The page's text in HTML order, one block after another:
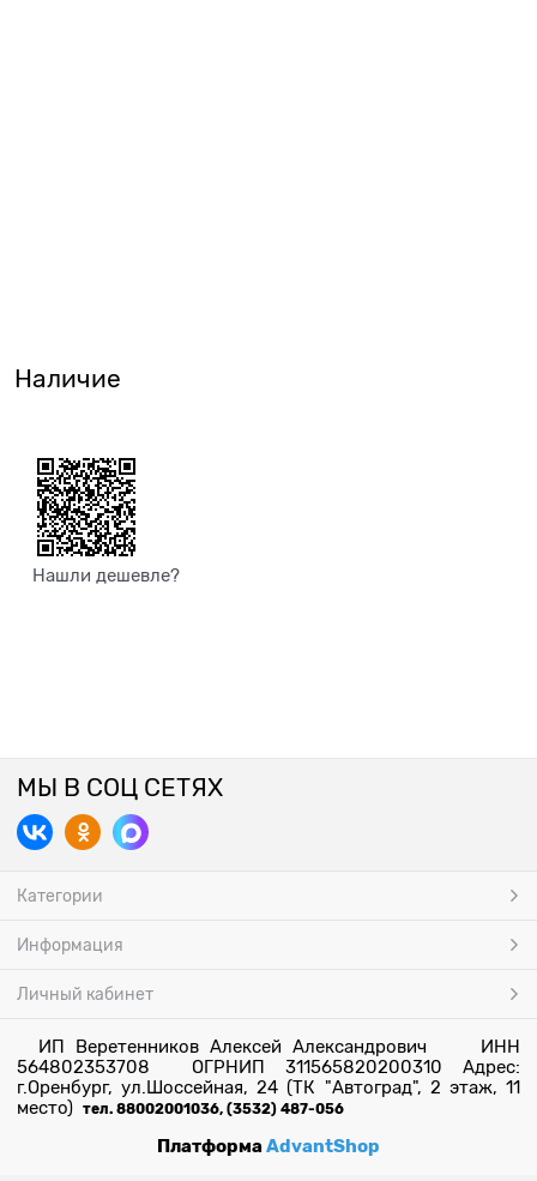
Наличие
Нашли дешевле?
МЫ В СОЦ СЕТЯХ
Категории
Информация
Личный кабинет
ИП Веретенников Алексей Александрович ИНН
564802353708 ОГРНИП 311565820200310 Адрес:
г.Оренбург, ул.Шоссейная, 24 (ТК "Автоград", 2 этаж, 11
место) тел. 88002001036, (3532) 487-056
ПлатформаAdvantShop